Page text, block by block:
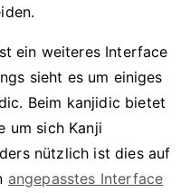
ein weiteres Interface
sieht es um einiges
Beim kanjidic bietet
um sich Kanji
nützlich ist dies auf
angepasstes Interface